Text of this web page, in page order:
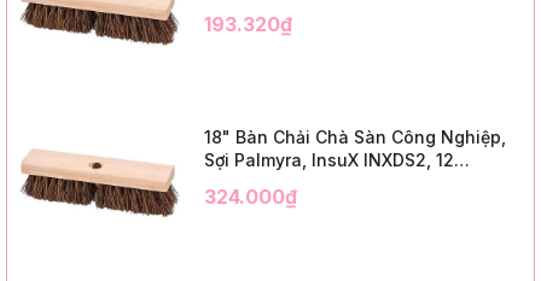
Trim)
193.320₫
18" Bàn Chải Chà Sàn Công Nghiệp,
Sợi Palmyra, InsuX INXDS2, 12
Trim)
324.000₫